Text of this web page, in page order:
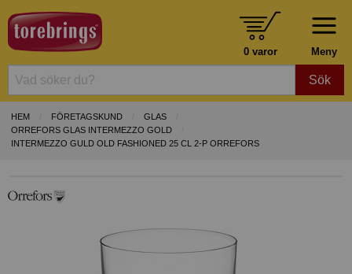
Meny
0 varor
Sök
HEM FÖRETAGSKUND
GLAS
ORREFORS GLAS INTERMEZZO GOLD
INTERMEZZO GULD OLD FASHIONED 25 CL 2-P ORREFORS